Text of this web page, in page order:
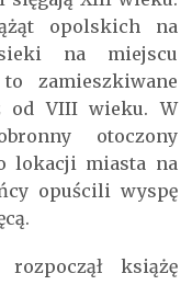
opolskich na
na miejscu
zamieszkiwane
od VIII wieku. W
otoczony
lokacji miasta na
opuścili wyspę
książę